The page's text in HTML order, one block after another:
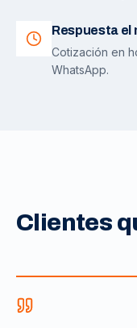
Respuesta el
Cotización en
WhatsApp.
Clientes